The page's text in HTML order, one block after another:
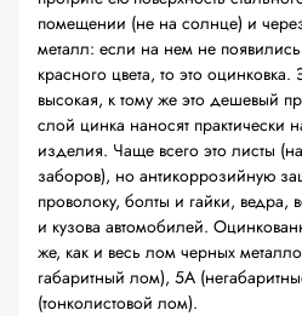
помещении (не на солнце) и
металл: если на нем не
красного цвета, то это
высокая, к тому же это дешевый
слой цинка наносят практически
изделия. Чаще всего это листы
заборов), но антикоррозийную
проволоку, болты и гайки, ведра,
и кузова автомобилей.
же, как и весь лом черных
габаритный лом), 5А
(тонколистовой лом).